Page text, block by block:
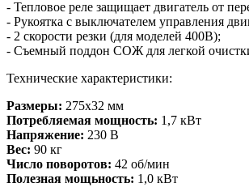
- Тепловое реле защищает двигатель от
- Рукоятка с выключателем управления
- 2 скорости резки (для моделей 400В);
- Съемный поддон СОЖ для легкой
Технические характеристики:
Размеры: 275x32 мм
Потребляемая мощность: 1,7 кВт
Напряжение: 230 B
Вес: 90 кг
Число поворотов: 42 об/мин
Полезная мощьность: 1,0 кВт